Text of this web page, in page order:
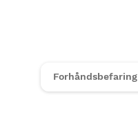
Forhåndsbefaring